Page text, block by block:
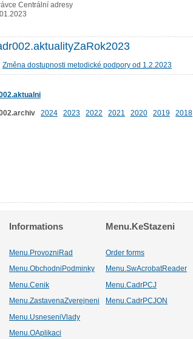
Centrální adresy
Změna dostupnosti metodické podpory od 1.2.2023
2024 2023 2022 2021 2020 2019 2018
Informations Menu.KeStazeni
Menu.ProvozniRad Order forms
Menu.ObchodniPodminky
Menu.SwAcrobatReader
Menu.Cenik Menu.CadrPCJ
Menu.ZastavenaZverejneni
Menu.CadrPCJON
Menu.UsneseniVlady
Menu.OAplikaci